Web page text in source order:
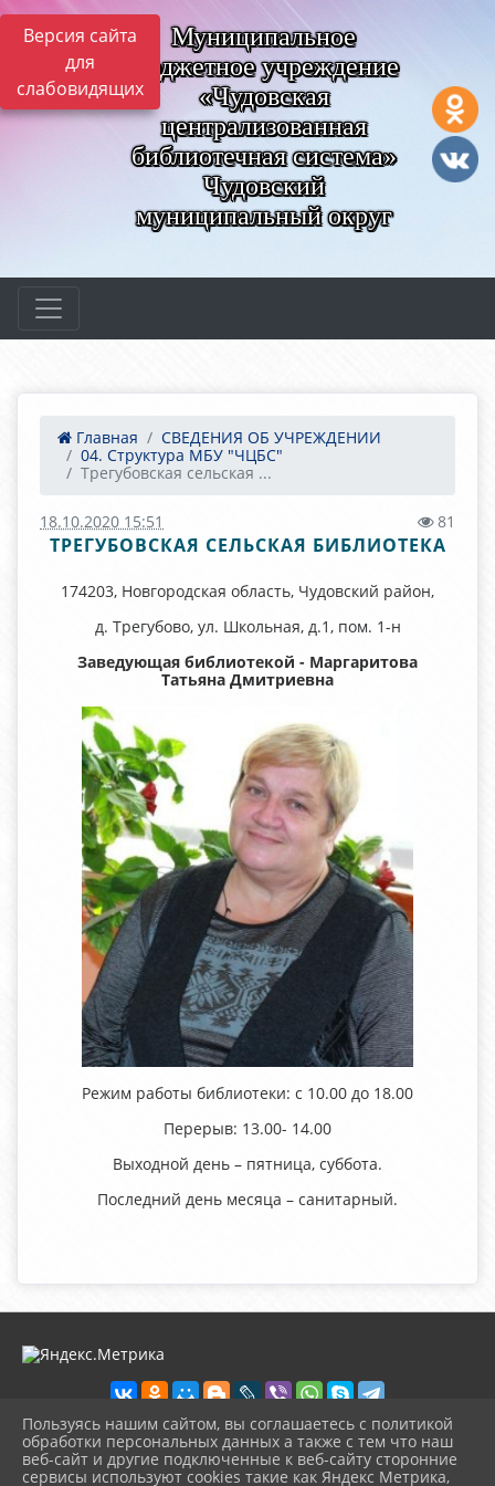
Версия сайта
для
слабовидящих
Муниципальное
бюджетное учреждение
«Чудовская
централизованная
библиотечная система»
Чудовский
муниципальный округ
Главная
СВЕДЕНИЯ ОБ УЧРЕЖДЕНИИ
04. Структура МБУ "ЧЦБС"
Трегубовская сельская ...
18.10.2020 15:51 81
ТРЕГУБОВСКАЯ СЕЛЬСКАЯ БИБЛИОТЕКА
174203, Новгородская область, Чудовский район,
д. Трегубово, ул. Школьная, д.1, пом. 1-н
Заведующая библиотекой - Маргаритова
Татьяна Дмитриевна
Режим работы библиотеки: с 10.00 до 18.00
Перерыв: 13.00- 14.00
Выходной день – пятница, суббота.
Последний день месяца – санитарный.
2026 г. chudovolibrary.ru
Пользуясь нашим сайтом, вы соглашаетесь с политикой
обработки персональных данных а также с тем что наш
веб-сайт и другие подключенные к веб-сайту сторонние
сервисы используют cookies такие как Яндекс Метрика,